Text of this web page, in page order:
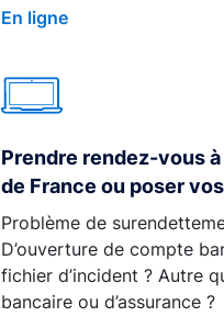
En ligne
Prendre rendez-vous à
de France ou poser
Problème de
D’ouverture de compte
fichier d’incident ? Autre
bancaire ou d’assurance ?